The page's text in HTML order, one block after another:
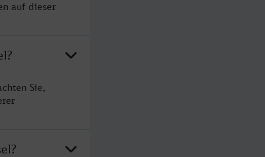
auf dieser
Sie,